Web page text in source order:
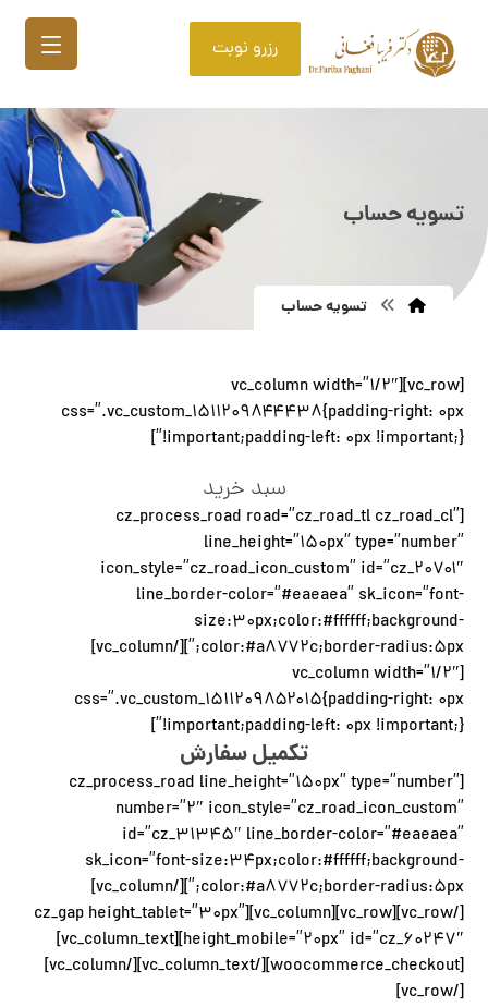
رزرو نوبت
تسویه حساب
تسویه حساب
[vc_row][vc_column width=”۱/۲″
css=”.vc_custom_۱۵۱۱۲۰۹۸۴۴۴۳۸{padding-right: ۰px
!important;padding-left: ۰px !important;}”]
سبد خرید
[cz_process_road road=”cz_road_tl cz_road_cl”
line_height=”۱۵۰px” type=”number”
icon_style=”cz_road_icon_custom” id=”cz_۲۰۷۰۱″
line_border-color=”#eaeaea” sk_icon=”font-
size:۳۰px;color:#ffffff;background-
color:#a۸۷۷۲c;border-radius:۵px;”][/vc_column]
[vc_column width=”۱/۲″
css=”.vc_custom_۱۵۱۱۲۰۹۸۵۲۰۱۵{padding-right: ۰px
!important;padding-left: ۰px !important;}”]
تکمیل سفارش
[cz_process_road line_height=”۱۵۰px” type=”number”
number=”۲″ icon_style=”cz_road_icon_custom”
id=”cz_۳۱۳۴۵″ line_border-color=”#eaeaea”
sk_icon=”font-size:۳۴px;color:#ffffff;background-
color:#a۸۷۷۲c;border-radius:۵px;”][/vc_column]
[/vc_row][vc_row][vc_column][cz_gap height_tablet=”۳۰px”
height_mobile=”۲۰px” id=”cz_۶۰۲۴۷″][vc_column_text]
[woocommerce_checkout][/vc_column_text][/vc_column]
[/vc_row]